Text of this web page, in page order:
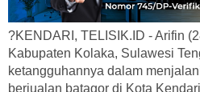
?KENDARI, TELISIK.ID - Arifin
Kabupaten Kolaka, Sulawesi
ketangguhannya dalam
berjualan batagor di Kota